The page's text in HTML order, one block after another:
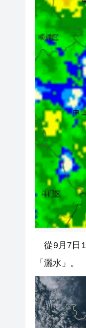
從9月7日
「灑水」。